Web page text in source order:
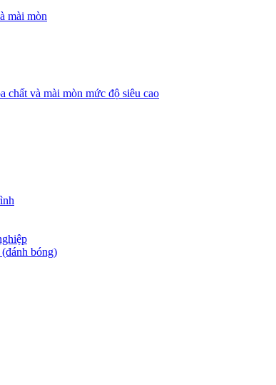
mài mòn
chất và mài mòn mức độ siêu cao
bóng)